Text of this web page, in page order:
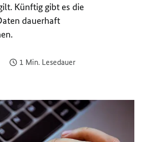
Künftig gibt es die
dauerhaft
1 Min. Lesedauer